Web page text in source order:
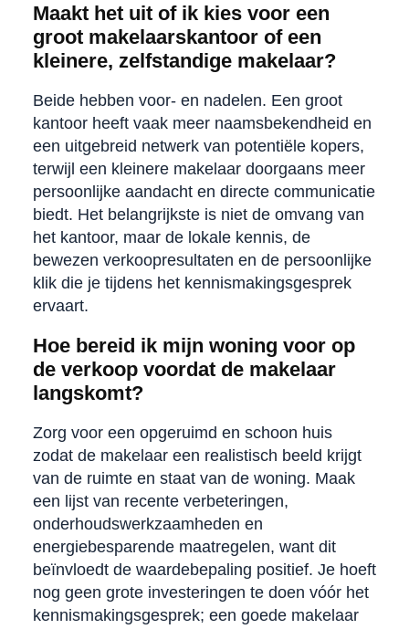
Maakt het uit of ik kies voor een
groot makelaarskantoor of een
kleinere, zelfstandige makelaar?
Beide hebben voor- en nadelen. Een groot
kantoor heeft vaak meer naamsbekendheid en
een uitgebreid netwerk van potentiële kopers,
terwijl een kleinere makelaar doorgaans meer
persoonlijke aandacht en directe communicatie
biedt. Het belangrijkste is niet de omvang van
het kantoor, maar de lokale kennis, de
bewezen verkoopresultaten en de persoonlijke
klik die je tijdens het kennismakingsgesprek
ervaart.
Hoe bereid ik mijn woning voor op
de verkoop voordat de makelaar
langskomt?
Zorg voor een opgeruimd en schoon huis
zodat de makelaar een realistisch beeld krijgt
van de ruimte en staat van de woning. Maak
een lijst van recente verbeteringen,
onderhoudswerkzaamheden en
energiebesparende maatregelen, want dit
beïnvloedt de waardebepaling positief. Je hoeft
nog geen grote investeringen te doen vóór het
kennismakingsgesprek; een goede makelaar